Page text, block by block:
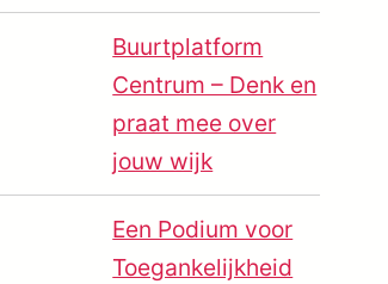
Buurtplatform
Centrum – Denk en
praat mee over
jouw wijk
Een Podium voor
Toegankelijkheid